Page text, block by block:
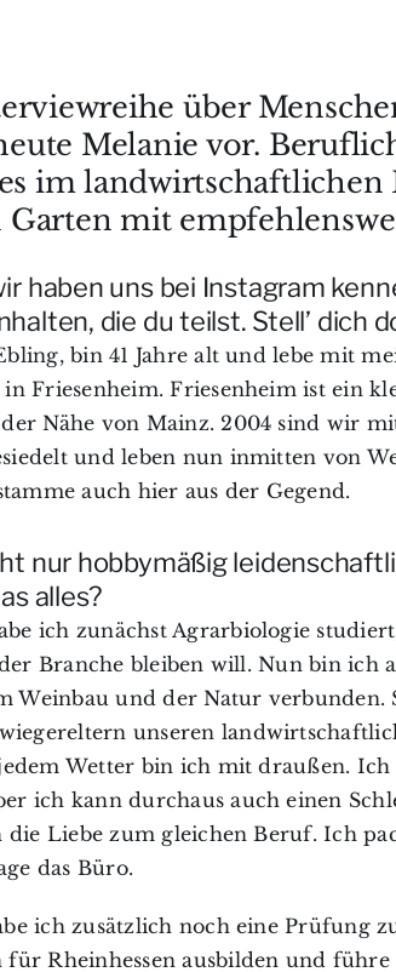
über
Melanie vor.
im
mit
haben uns bei Instagram
die du teilst. Stell’ dich
bin 41 Jahre alt und lebe mit
Friesenheim. Friesenheim ist ein
Nähe von Mainz. 2004 sind wir
und leben nun inmitten von
auch hier aus der Gegend.
nur hobbymäßig
alles?
ich zunächst Agrarbiologie
Branche bleiben will. Nun bin ich
Weinbau und der Natur
unseren
Wetter bin ich mit draußen.
ich kann durchaus auch einen
Liebe zum gleichen Beruf. Ich
das Büro.
ich zusätzlich noch eine Prüfung
Rheinhessen ausbilden und